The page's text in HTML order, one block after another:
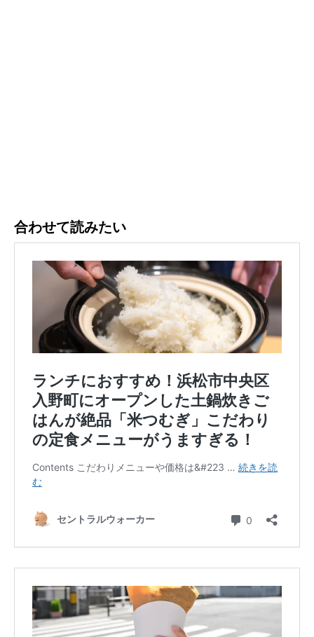
合わせて読みたい